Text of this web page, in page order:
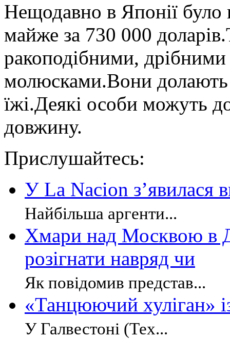
Нещодавно в Японії було
майже за 730 000
ракоподібними,
молюсками.Вони долають
їжі.Деякі особи можуть
довжину.
Прислушайтесь:
У La Nacion з’явилася
Найбільша аргенти...
Хмари над Москвою в
розігнати навряд чи
Як повідомив представ...
«Танцюючий хуліган»
У Галвестоні (Тех...